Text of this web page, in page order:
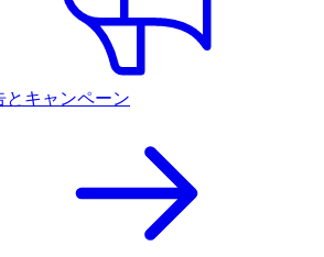
とキャンペーン